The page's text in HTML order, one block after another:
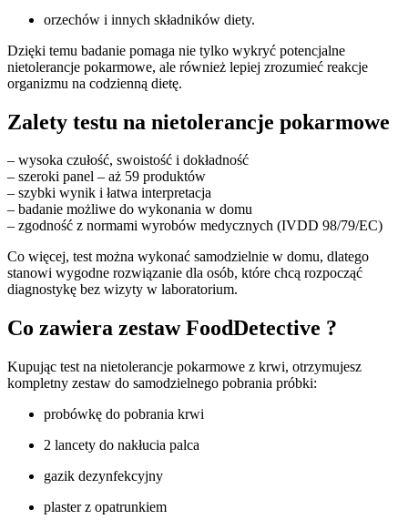
orzechów i innych składników diety.
Dzięki temu badanie pomaga nie tylko wykryć potencjalne
nietolerancje pokarmowe, ale również lepiej zrozumieć reakcje
organizmu na codzienną dietę.
Zalety testu na nietolerancje pokarmowe
– wysoka czułość, swoistość i dokładność
– szeroki panel – aż 59 produktów
– szybki wynik i łatwa interpretacja
– badanie możliwe do wykonania w domu
– zgodność z normami wyrobów medycznych (IVDD 98/79/EC)
Co więcej, test można wykonać samodzielnie w domu, dlatego
stanowi wygodne rozwiązanie dla osób, które chcą rozpocząć
diagnostykę bez wizyty w laboratorium.
Co zawiera zestaw FoodDetective ?
Kupując test na nietolerancje pokarmowe z krwi, otrzymujesz
kompletny zestaw do samodzielnego pobrania próbki:
probówkę do pobrania krwi
2 lancety do nakłucia palca
gazik dezynfekcyjny
plaster z opatrunkiem